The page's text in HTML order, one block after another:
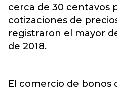
cerca de 30 centavos
cotizaciones de
registraron el mayor
de 2018.
El comercio de bonos